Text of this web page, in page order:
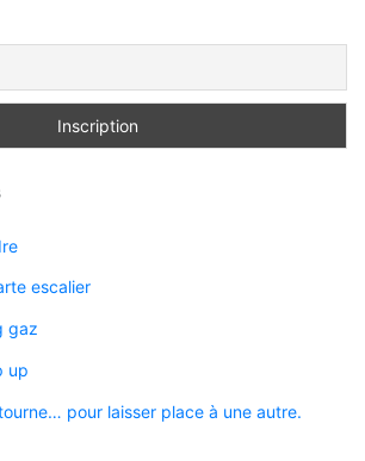
escalier
gaz
up
pour laisser place à une autre.